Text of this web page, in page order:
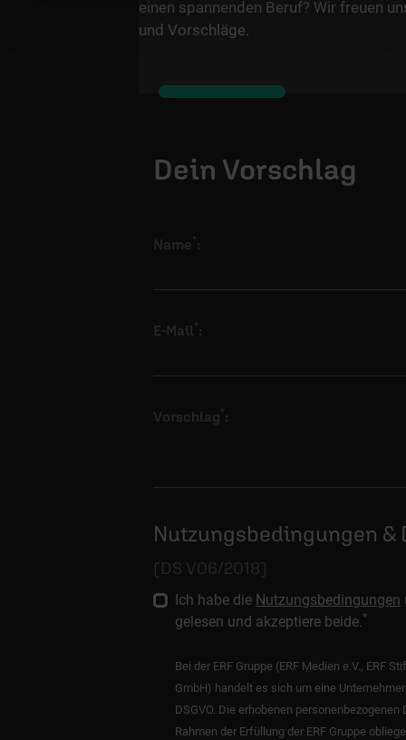
einen spannenden Beruf? Wir freuen
und Vorschläge.
Dein Vorschlag
Name * :
E-Mail * :
Vorschlag * :
Nutzungsbedingungen &
(DS V06/2018)
Ich habe die Nutzungsbedingungen
gelesen und akzeptiere beide.*
Bei der ERF Gruppe (ERF Medien e.V., ERF
GmbH) handelt es sich um eine
DSGVO. Die erhobenen personenbezogenen
Rahmen der Erfüllung der ERF Gruppe